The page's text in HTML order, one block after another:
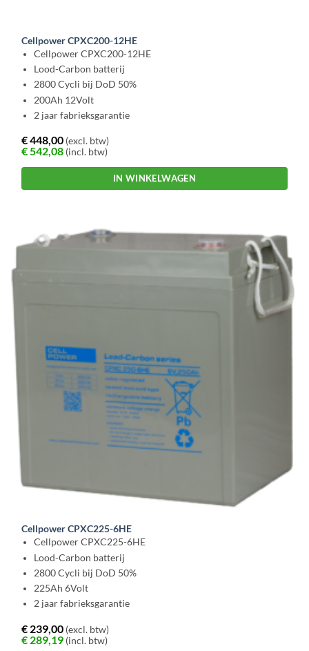
Cellpower CPXC200-12HE
Cellpower CPXC200-12HE
Lood-Carbon batterij
2800 Cycli bij DoD 50%
200Ah 12Volt
2 jaar fabrieksgarantie
€448,00 (excl. btw)
€542,08 (incl. btw)
IN WINKELWAGEN
Cellpower CPXC225-6HE
Cellpower CPXC225-6HE
Lood-Carbon batterij
2800 Cycli bij DoD 50%
225Ah 6Volt
2 jaar fabrieksgarantie
€ 239,00 (excl. btw)
€ 289,19 (incl. btw)